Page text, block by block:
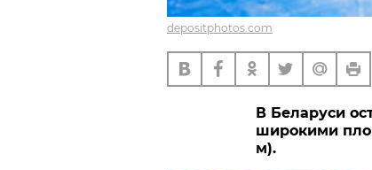
depositphotos.com
В Беларуси
широкими
м).